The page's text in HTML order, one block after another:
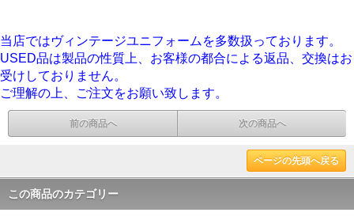
当店ではヴィンテージユニフォームを多数扱っております。
USED品は製品の性質上、お客様の都合による返品、交換はお
受けしておりません。
ご理解の上、ご注文をお願い致します。
前の商品へ 次の商品へ
ページの先頭へ戻る
この商品のカテゴリー